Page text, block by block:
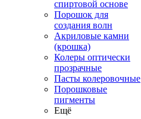
спиртовой основе
Порошок для
создания волн
Акриловые камни
(крошка)
Колеры оптически
прозрачные
Пасты колеровочные
Порошковые
пигменты
Ещё